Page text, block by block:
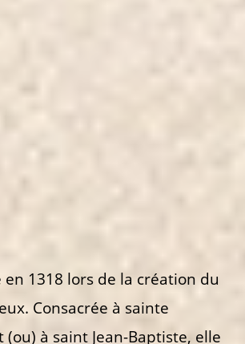
en 1318 lors de la création du
Consacrée à sainte
(ou) à saint Jean-Baptiste, elle